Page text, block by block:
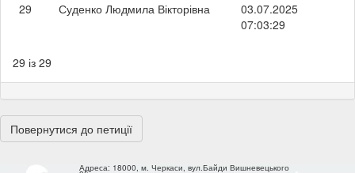
29
Суденко Людмила Вікторівна
03.07.2025
07:03:29
29 із 29
Повернутися до петиції
Адреса: 18000, м. Черкаси, вул.Байди Вишневецького